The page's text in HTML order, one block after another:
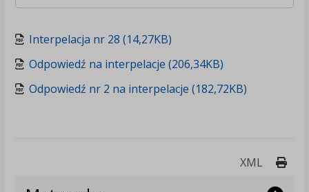
Interpelacja nr 28 (14,27KB)
Odpowiedź na interpelacje (206,34KB)
Odpowiedź nr 2 na interpelacje (182,72KB)
XML